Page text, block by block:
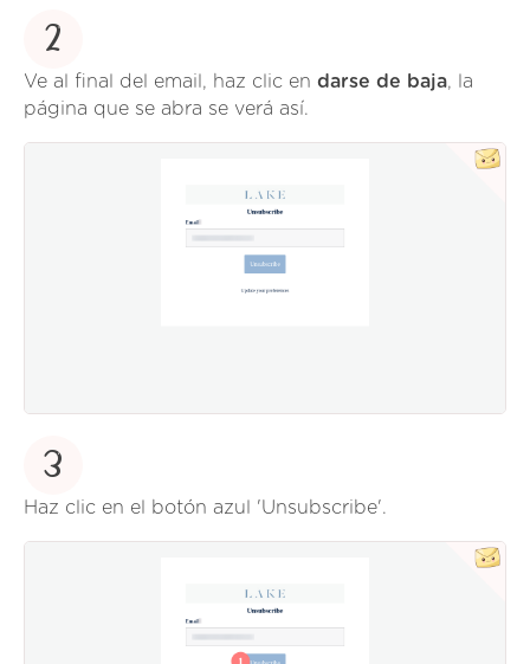
2
Ve al final del email, haz clic en darse de baja, la
página que se abra se verá así.
3
Haz clic en el botón azul 'Unsubscribe'.